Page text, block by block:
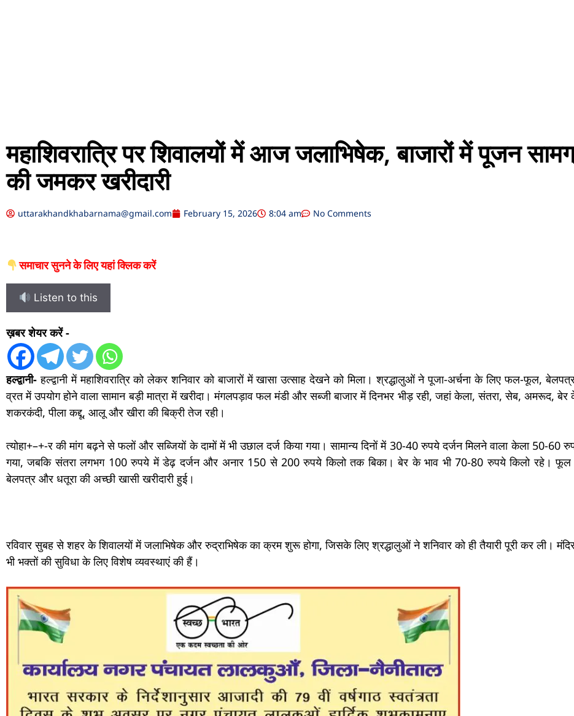
महाशिवरात्रि पर शिवालयों में आज जलाभिषेक, बाजारों में पूजन
की जमकर खरीदारी
uttarakhandkhabarnama@gmail.com February 15, 2026 8:04 am No Comments
समाचार सुनने के लिए यहां क्लिक करें
Listen to this
ख़बर शेयर करें -
हल्द्वानी- हल्द्वानी में महाशिवरात्रि को लेकर शनिवार को बाजारों में खासा उत्साह देखने को मिला। श्रद्धालुओं ने पूजा-अर्चना के लिए फल-फूल,
व्रत में उपयोग होने वाला सामान बड़ी मात्रा में खरीदा। मंगलपड़ाव फल मंडी और सब्जी बाजार में दिनभर भीड़ रही, जहां केला, संतरा, सेब, अमरूद,
शकरकंदी, पीला कद्दू, आलू और खीरा की बिक्री तेज रही।
त्योहा+–+-र की मांग बढ़ने से फलों और सब्जियों के दामों में भी उछाल दर्ज किया गया। सामान्य दिनों में 30-40 रुपये दर्जन मिलने वाला केला 50-60
गया, जबकि संतरा लगभग 100 रुपये में डेढ़ दर्जन और अनार 150 से 200 रुपये किलो तक बिका। बेर के भाव भी 70-80 रुपये किलो रहे। फूल
बेलपत्र और धतूरा की अच्छी खासी खरीदारी हुई।
रविवार सुबह से शहर के शिवालयों में जलाभिषेक और रुद्राभिषेक का क्रम शुरू होगा, जिसके लिए श्रद्धालुओं ने शनिवार को ही तैयारी पूरी कर ली।
भी भक्तों की सुविधा के लिए विशेष व्यवस्थाएं की हैं।